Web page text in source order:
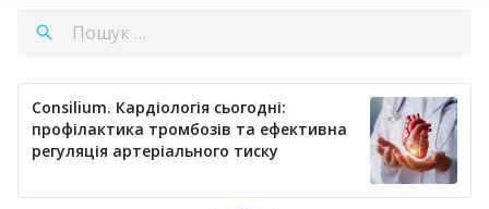
Consilium. Кардіологія сьогодні:
профілактика тромбозів та ефективна
регуляція артеріального тиску